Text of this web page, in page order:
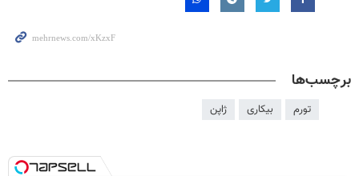
برچسب‌ها
تورم بیکاری ژاپن